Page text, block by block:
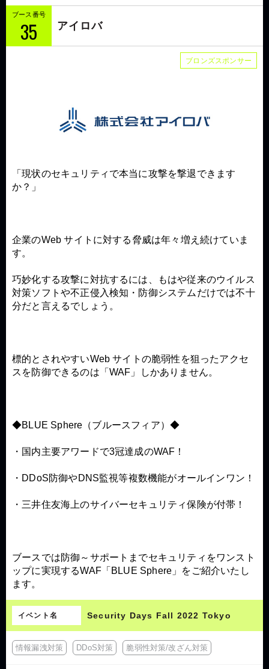
ブース番号
35 アイロバ
ブロンズスポンサー
「現状のセキュリティで本当に攻撃を撃退できます
か？」
企業のWeb サイトに対する脅威は年々増え続けていま
す。
巧妙化する攻撃に対抗するには、もはや従来のウイルス
対策ソフトや不正侵入検知・防御システムだけでは不十
分だと言えるでしょう。
標的とされやすいWeb サイトの脆弱性を狙ったアクセ
スを防御できるのは「WAF」しかありません。
◆BLUE Sphere（ブルースフィア）◆
・国内主要アワードで3冠達成のWAF！
・DDoS防御やDNS監視等複数機能がオールインワン！
・三井住友海上のサイバーセキュリティ保険が付帯！
ブースでは防御～サポートまでセキュリティをワンスト
ップに実現するWAF「BLUE Sphere」をご紹介いたし
ます。
イベント名 Security Days Fall 2022 Tokyo
情報漏洩対策 DDoS対策 脆弱性対策/改ざん対策